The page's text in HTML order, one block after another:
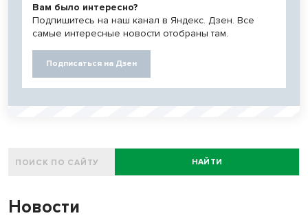
Вам было интересно?
Подпишитесь на наш канал в Яндекс. Дзен. Все
самые интересные новости отобраны там.
Подписаться на Дзен
НАЙТИ
Новости